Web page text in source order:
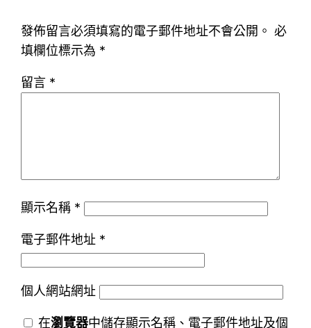
發佈留言必須填寫的電子郵件地址不會公開。 必
填欄位標示為 *
留言 *
顯示名稱 *
電子郵件地址 *
個人網站網址
在瀏覽器中儲存顯示名稱、電子郵件地址及個